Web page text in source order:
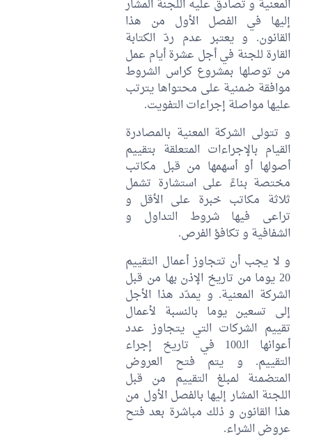
المعنية و تصادق عليه اللجنة المشار
إليها في الفصل الأول من هذا
القانون. و يعتبر عدم ردّ الكتابة
القارة للجنة في أجل عشرة أيام عمل
من توصلها بمشروع كراس الشروط
موافقة ضمنية على محتواها يترتب
عليها مواصلة إجراءات التفويت.
و تتولى الشركة المعنية بالمصادرة
القيام بالإجراءات المتعلقة بتقييم
أصولها أو أسهمها من قبل مكاتب
مختصة بناءً على استشارة تشمل
ثلاثة مكاتب خبرة على الأقل و
تراعى فيها شروط التداول و
الشفافية و تكافؤ الفرص.
و لا يجب أن تتجاوز أعمال التقييم
20 يوما من تاريخ الإذن بها من قبل
الشركة المعنية. و يمدّد هذا الأجل
إلى تسعين يوما بالنسبة لأعمال
تقييم الشركات التي يتجاوز عدد
أعوانها الـ100 في تاريخ إجراء
التقييم. و يتم فتح العروض
المتضمنة لمبلغ التقييم من قبل
اللجنة المشار إليها بالفصل الأول من
هذا القانون و ذلك مباشرة بعد فتح
عروض الشراء.